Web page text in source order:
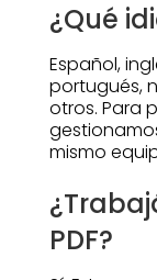
¿Qué
Español,
portugués,
otros. Para
mismo
PDF?